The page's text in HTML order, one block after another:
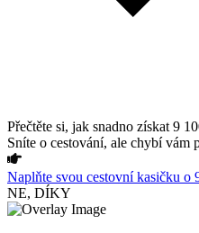
Přečtěte si, jak snadno získat 9
Sníte o cestování, ale chybí vám
Naplňte svou cestovní kasičku o
NE, DÍKY